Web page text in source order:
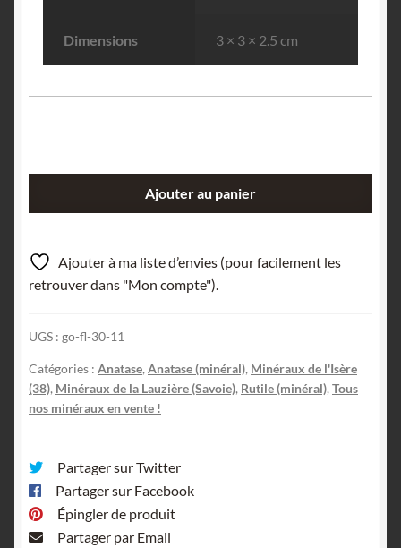
Dimensions 3 × 3 × 2.5 cm
épigénisée
en
Rutile,
de
la
Madeleine,
La
Ajouter au panier
Ajouter à ma liste d’envies (pour facilement les
retrouver dans "Mon compte").
UGS : go-fl-30-11
Catégories : Anatase, Anatase (minéral), Minéraux de l'Isère
(38), Minéraux de la Lauzière (Savoie), Rutile (minéral), Tous
nos minéraux en vente !
Partager sur Twitter
Partager sur Facebook
Épingler de produit
Partager par Email